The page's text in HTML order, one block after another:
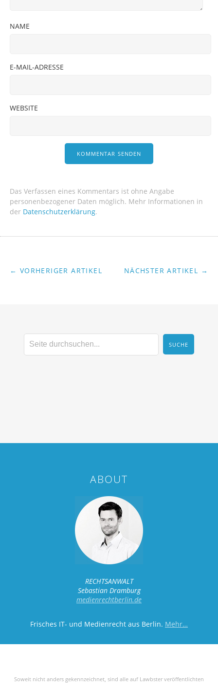
NAME
E-MAIL-ADRESSE
WEBSITE
Das Verfassen eines Kommentars ist ohne Angabe
personenbezogener Daten möglich. Mehr Informationen in
der Datenschutzerklärung.
NÄCHSTER ARTIKEL →
← VORHERIGER ARTIKEL
ABOUT
RECHTSANWALT
Sebastian Dramburg
medienrechtberlin.de
Frisches IT- und Medienrecht aus Berlin. Mehr…
Soweit nicht anders gekennzeichnet, sind alle auf Lawbster veröffentlichten